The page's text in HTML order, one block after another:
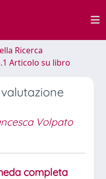
Ricerca
Articolo su libro
Volpato
completa